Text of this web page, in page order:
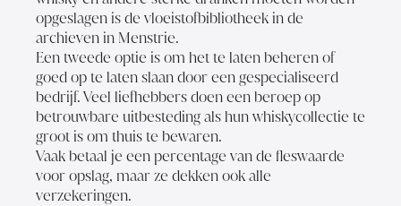
opgeslagen is de vloeistofbibliotheek in de
archieven in Menstrie.
Een tweede optie is om het te laten beheren of
goed op te laten slaan door een gespecialiseerd
bedrijf. Veel liefhebbers doen een beroep op
betrouwbare uitbesteding als hun whiskycollectie te
groot is om thuis te bewaren.
Vaak betaal je een percentage van de fleswaarde
voor opslag, maar ze dekken ook alle
verzekeringen.